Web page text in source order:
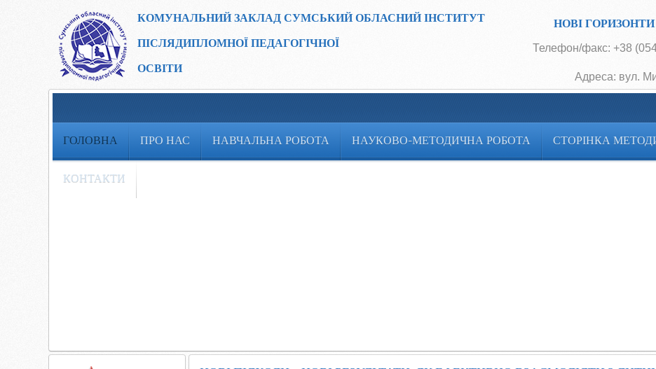
КОМУНАЛЬНИЙ ЗАКЛАД СУМСЬКИЙ ОБЛАСНИЙ ІНСТИТУТ
ПІСЛЯДИПЛОМНОЇ ПЕДАГОГІЧНОЇ
ОСВІТИ
НОВІ
Телефон/факс: +38
Адреса: вул.
ГОЛОВНА ПРО НАС НАВЧАЛЬНА РОБОТА НАУКОВО-МЕТОДИЧНА РОБОТА СТОРІНКА
КОНТАКТИ